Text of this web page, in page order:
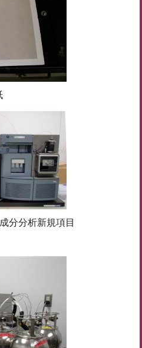
成分分析新規項目